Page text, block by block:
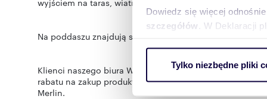
Dowiedz się więcej
szczegółów . W Deklaracji
ruch w naszej witrynie.
reklamowym i
uzyskanymi podczas
Tylko niezbędne pliki
wyjściem na taras, wiatrołap oraz garaż
Na poddaszu znajdują się trzy przestronne sypialnie oraz
Klienci naszego biura WGN Orzesze przy zakupie tej
rabatu na zakup produktów i materiałów do
Merlin.